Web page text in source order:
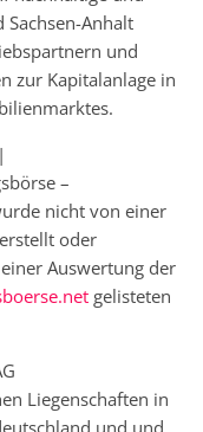
Sachsen-Anhalt
und
zur Kapitalanlage in
–
nicht von einer
oder
Auswertung der
gelisteten
Liegenschaften in